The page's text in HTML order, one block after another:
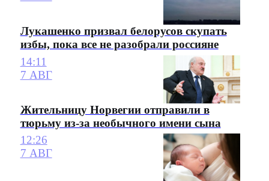
Лукашенко призвал белорусов скупать
избы, пока все не разобрали россияне
14:11
7 АВГ
Жительницу Норвегии отправили в
тюрьму из-за необычного имени сына
12:26
7 АВГ